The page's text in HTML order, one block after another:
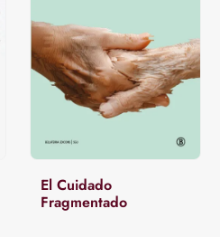
El Cuidado
Fragmentado